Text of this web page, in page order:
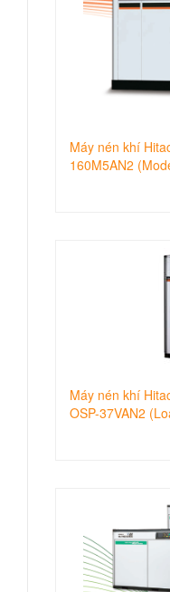
Máy nén khí
160M5AN2
Máy nén khí
OSP-37VAN2